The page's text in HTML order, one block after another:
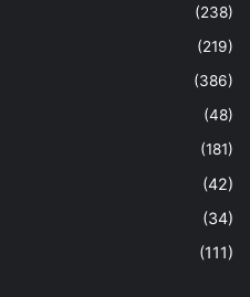
(238)
(219)
(386)
(48)
(181)
(42)
(34)
(111)